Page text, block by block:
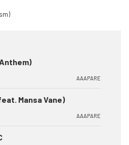
AAAPARE
Mansa Vane)
AAAPARE